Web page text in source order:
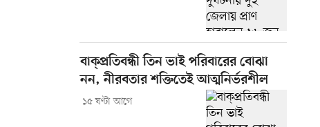
বাক্প্রতিবন্ধী তিন ভাই পরিবারের বোঝা
নন, নীরবতার শক্তিতেই আত্মনির্ভরশীল
১৫ ঘণ্টা আগে